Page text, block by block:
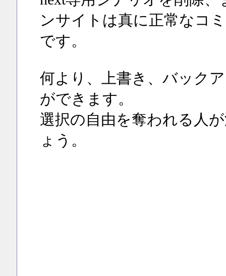
ンサイトは真に正常なコ
です。
何より、上書き、バック
ができます。
選択の自由を奪われる人
ょう。